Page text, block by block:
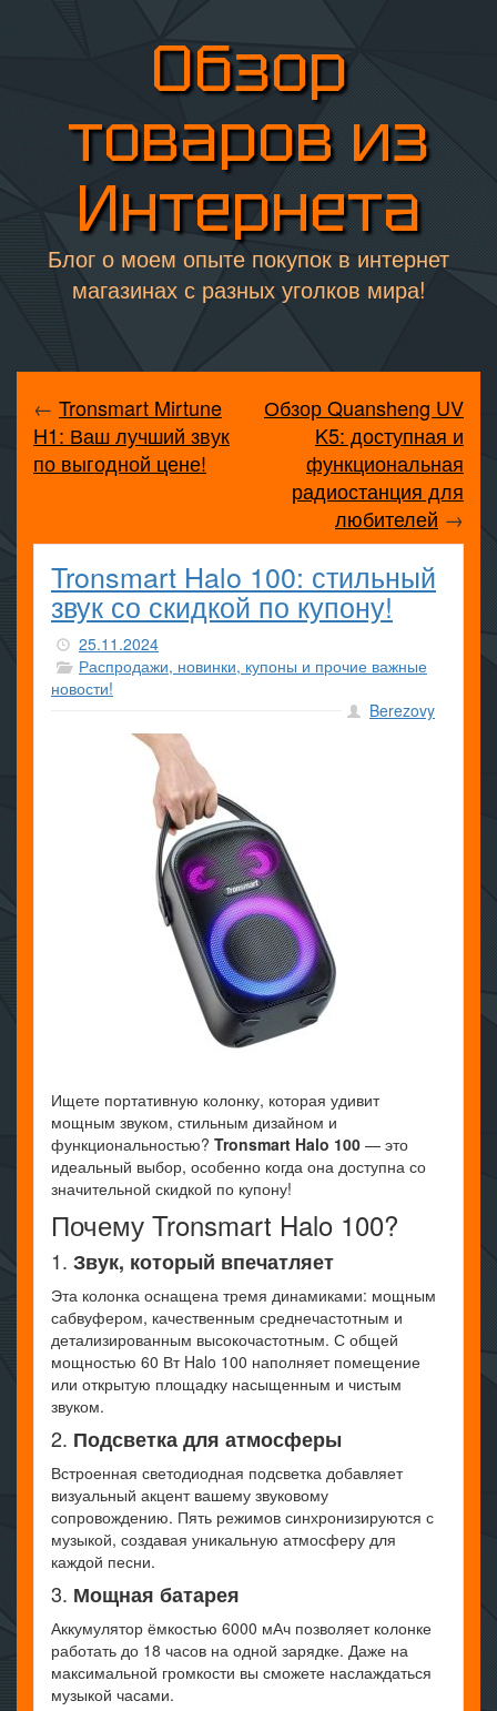
Обзор
товаров из
Интернета
Блог о моем опыте покупок в интернет
магазинах с разных уголков мира!
← Tronsmart Mirtune
H1: Ваш лучший звук
по выгодной цене!
Обзор Quansheng UV
K5: доступная и
функциональная
радиостанция для
любителей →
Tronsmart Halo 100: стильный
звук со скидкой по купону!
25.11.2024
Распродажи, новинки, купоны и прочие важные
новости!
Berezovy
Ищете портативную колонку, которая удивит
мощным звуком, стильным дизайном и
функциональностью? Tronsmart Halo 100 — это
идеальный выбор, особенно когда она доступна со
значительной скидкой по купону!
Почему Tronsmart Halo 100?
1. Звук, который впечатляет
Эта колонка оснащена тремя динамиками: мощным
сабвуфером, качественным среднечастотным и
детализированным высокочастотным. С общей
мощностью 60 Вт Halo 100 наполняет помещение
или открытую площадку насыщенным и чистым
звуком.
2. Подсветка для атмосферы
Встроенная светодиодная подсветка добавляет
визуальный акцент вашему звуковому
сопровождению. Пять режимов синхронизируются с
музыкой, создавая уникальную атмосферу для
каждой песни.
3. Мощная батарея
Аккумулятор ёмкостью 6000 мАч позволяет колонке
работать до 18 часов на одной зарядке. Даже на
максимальной громкости вы сможете наслаждаться
музыкой часами.